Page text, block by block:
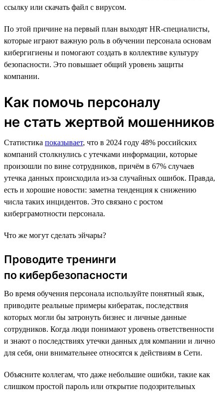
ссылку или скачать файл с вирусом.
По этой причине на первый план выходят HR-специалисты,
которые играют важную роль в обучении персонала основам
кибергигиены и помогают создать в коллективе культуру
безопасности. Это повышает общий уровень защиты
компании.
Как помочь персоналу
не стать жертвой мошенников
Статистика показывает, что в 2024 году 48% российских
компаний столкнулись с утечками информации, которые
произошли по вине сотрудников, причём в 67% случаев
утечка данных происходила из-за случайных ошибок. Правда,
есть и хорошие новости: заметна тенденция к снижению
числа таких инцидентов. Это связано с ростом
киберграмотности персонала.
Что же могут сделать эйчары?
Проводите тренинги
по кибербезопасности
Во время обучения персонала используйте понятный язык,
приводите реальные примеры кибератак, последствия
которых могли бы затронуть бизнес и личные данные
сотрудников. Когда люди понимают уровень ответственности
и знают о последствиях утечки данных для компании и лично
для себя, они внимательнее относятся к действиям в Сети.
Объясните коллегам, что даже небольшие ошибки, такие как
слишком простой пароль или открытие подозрительных